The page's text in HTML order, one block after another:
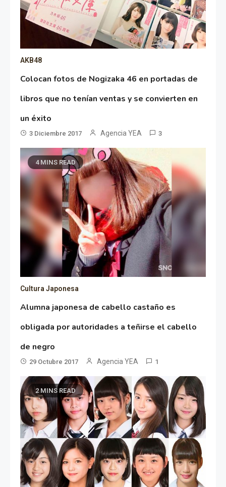
AKB48
Colocan fotos de Nogizaka 46 en portadas de
libros que no tenían ventas y se convierten en
un éxito
3 Diciembre 2017 Agencia YEA 3
4 MINS READ
Cultura Japonesa
Alumna japonesa de cabello castaño es
obligada por autoridades a teñirse el cabello
de negro
29 Octubre 2017 Agencia YEA 1
2 MINS READ